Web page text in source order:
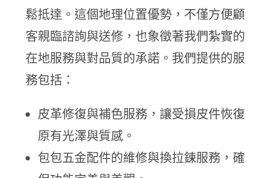
鬆抵達。這個地理位置優勢，不僅方便顧
客親臨諮詢與送修，也象徵著我們紮實的
在地服務與對品質的承諾。我們提供的服
務包括：
皮革修復與補色服務，讓受損皮件恢復
原有光澤與質感。
包包五金配件的維修與換拉鍊服務，確